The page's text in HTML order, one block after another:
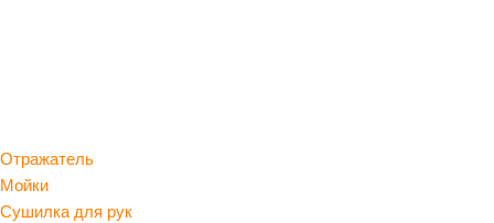
Отражатель
Мойки
Сушилка для рук